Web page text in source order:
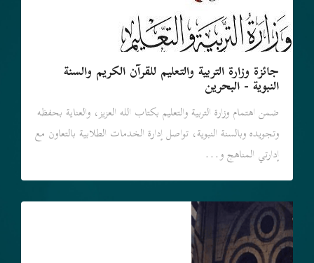
جائزة وزارة التربية والتعليم للقرآن الكريم والسنة
النبوية - البحرين
ضمن اهتمام وزارة التربية والتعليم بكتاب الله العزيز، والعناية بحفظه
وتجويده وبالسنة النبوية، تواصل إدارة الخدمات الطلابية بالتعاون مع
إدارتي المناهج و...